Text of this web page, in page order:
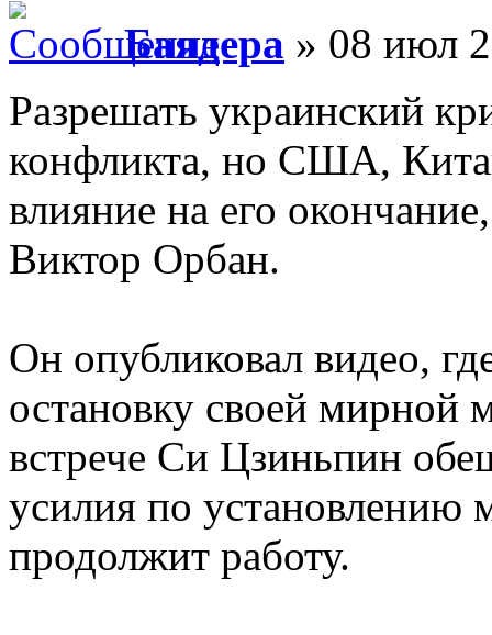
Баядера » 08 июл
Разрешать украинский
конфликта, но США,
влияние на его
Виктор Орбан.
Он опубликовал видео,
остановку своей мирной
встрече Си Цзиньпин
усилия по установлению
продолжит работу.